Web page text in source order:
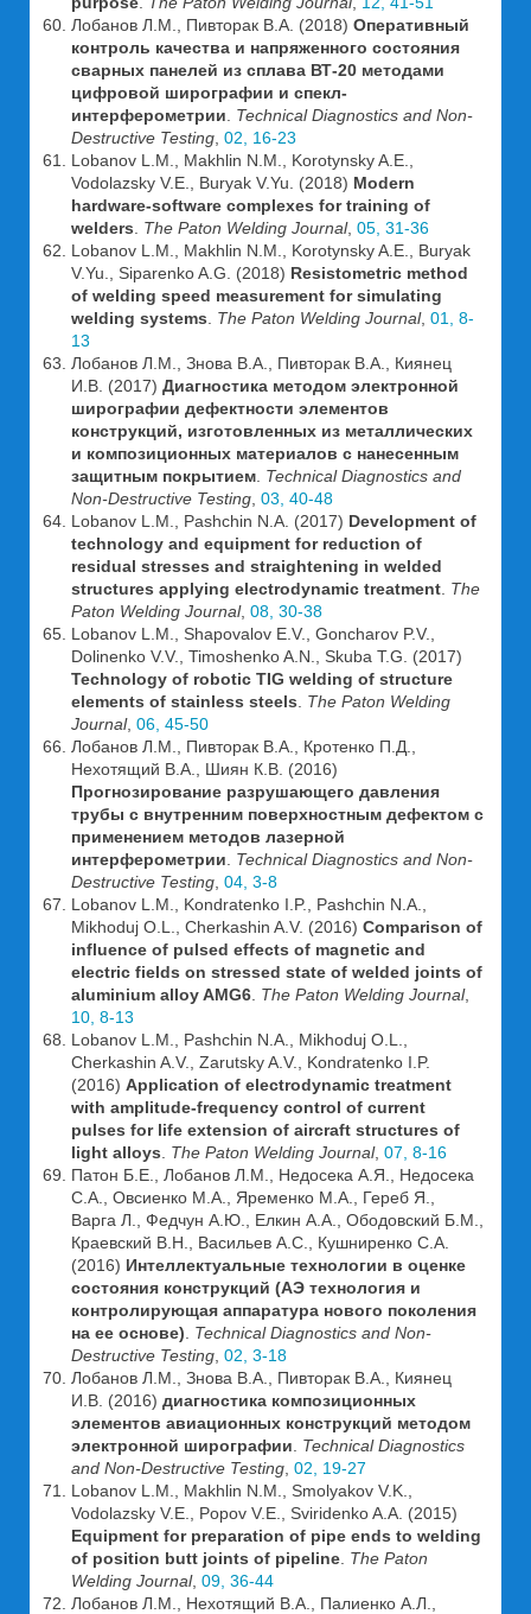
Лобанов Л.М., Пивторак В.А. (2018) Оперативный
контроль качества и напряженного состояния
сварных панелей из сплава ВТ-20 методами
цифровой ширографии и спекл-
интерферометрии
Technical Diagnostics and Non-
Destructive Testing 02, 16-23
Lobanov L.M., Makhlin N.M., Korotynsky A.E.,
Vodolazsky V.E., Buryak V.Yu. (2018) Modern
hardware-software complexes for training of
welders
The Paton Welding Journal, 05, 31-36
Lobanov L.M., Makhlin N.M., Korotynsky A.E., Buryak
V.Yu., Siparenko A.G. (2018) Resistometric method
of welding speed measurement for simulating
welding systems
The Paton Welding Journal, 01, 8-
13
Лобанов Л.М., Знова В.А., Пивторак В.А., Киянец
И.В. (2017) Диагностика методом электронной
ширографии дефектности элементов
конструкций, изготовленных из металлических
и композиционных материалов с нанесенным
защитным покрытием Technical Diagnostics and
Non-Destructive Testing 03, 40-48
Lobanov L.M., Pashchin N.A. (2017) Development of
technology and equipment for reduction of
residual stresses and straightening in welded
structures applying electrodynamic treatment The
Paton Welding Journal, 08, 30-38
Lobanov L.M., Shapovalov E.V., Goncharov P.V.,
Dolinenko V.V., Timoshenko A.N., Skuba T.G. (2017)
Technology of robotic TIG welding of structure
elements of stainless steels
The Paton Welding
Journal, 06, 45-50
Лобанов Л.М., Пивторак В.А., Кротенко П.Д.,
Нехотящий В.А., Шиян К.В. (2016)
Прогнозирование разрушающего давления
трубы с внутренним поверхностным дефектом с
применением методов лазерной
интерферометрии
Technical Diagnostics and Non-
Destructive Testing 04, 3-8
Lobanov L.M., Kondratenko I.P., Pashchin N.A.,
Mikhoduj O.L., Cherkashin A.V. (2016) Comparison of
influence of pulsed effects of magnetic and
electric fields on stressed state of welded joints of
aluminium alloy AMG6 The Paton Welding Journal,
10, 8-13
Lobanov L.M., Pashchin N.A., Mikhoduj O.L.,
Cherkashin A.V., Zarutsky A.V., Kondratenko I.P.
(2016) Application of electrodynamic treatment
with amplitude-frequency control of current
pulses for life extension of aircraft structures of
light alloys
The Paton Welding Journal, 07, 8-16
Патон Б.Е., Лобанов Л.М., Недосека А.Я., Недосека
С.А., Овсиенко М.А., Яременко М.А., Гереб Я.,
Варга Л., Федчун А.Ю., Елкин А.А., Ободовский Б.М.,
Краевский В.Н., Васильев А.С., Кушниренко С.А.
(2016) Интеллектуальные технологии в оценке
состояния конструкций (АЭ технология и
контролирующая аппаратура нового поколения
на ее основе)
Technical Diagnostics and Non-
Destructive Testing 02, 3-18
Лобанов Л.М., Знова В.А., Пивторак В.А., Киянец
И.В. (2016) диагностика композиционных
элементов авиационных конструкций методом
электронной ширографии
Technical Diagnostics
and Non-Destructive Testing 02, 19-27
Lobanov L.M., Makhlin N.M., Smolyakov V.K.,
Vodolazsky V.E., Popov V.E., Sviridenko A.A. (2015)
Equipment for preparation of pipe ends to welding
of position butt joints of pipeline The Paton
Welding Journal, 09, 36-44
Лобанов Л.М., Нехотящий В.А., Палиенко А.Л.,